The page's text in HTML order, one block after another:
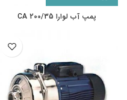
پمپ آب لوارا CA 200/35